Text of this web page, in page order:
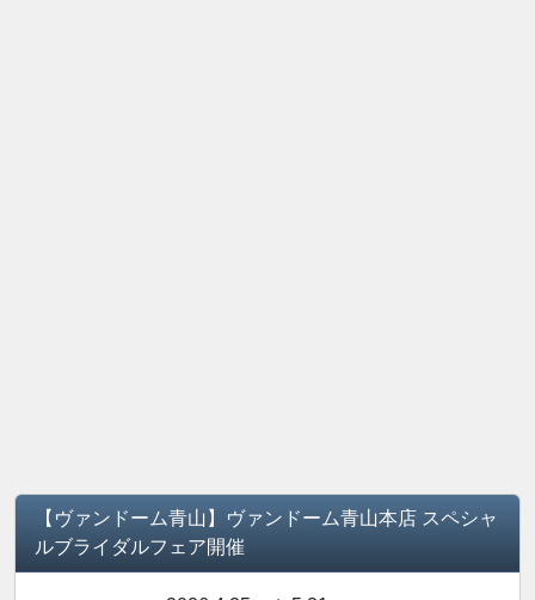
【ヴァンドーム青山】ヴァンドーム青山本店 スペシャ
ルブライダルフェア開催